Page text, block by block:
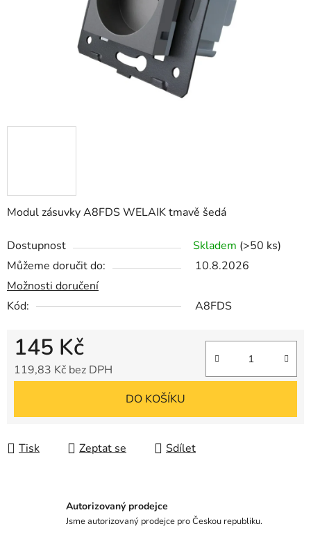
Modul zásuvky A8FDS WELAIK tmavě šedá
Dostupnost Skladem (>50 ks)
Můžeme doručit do:
10.8.2026
Možnosti doručení
Kód:
A8FDS
145 Kč
119,83 Kč bez DPH
DO KOŠÍKU
Tisk Zeptat se Sdílet
Autorizovaný prodejce
Jsme autorizovaný prodejce pro Českou republiku.